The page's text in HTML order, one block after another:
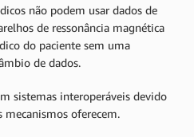
não podem usar dados de
de ressonância magnética
do paciente sem uma
de dados.
sistemas interoperáveis devido
mecanismos oferecem.